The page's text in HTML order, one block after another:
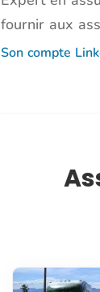
fournir aux
Son compte